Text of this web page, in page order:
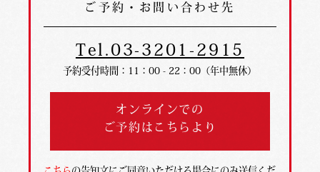
ご予約・お問い合わせ先
Tel.03-3201-2915
予約受付時間：11：00 - 22：00（年中無休）
オンラインでの
ご予約はこちらより